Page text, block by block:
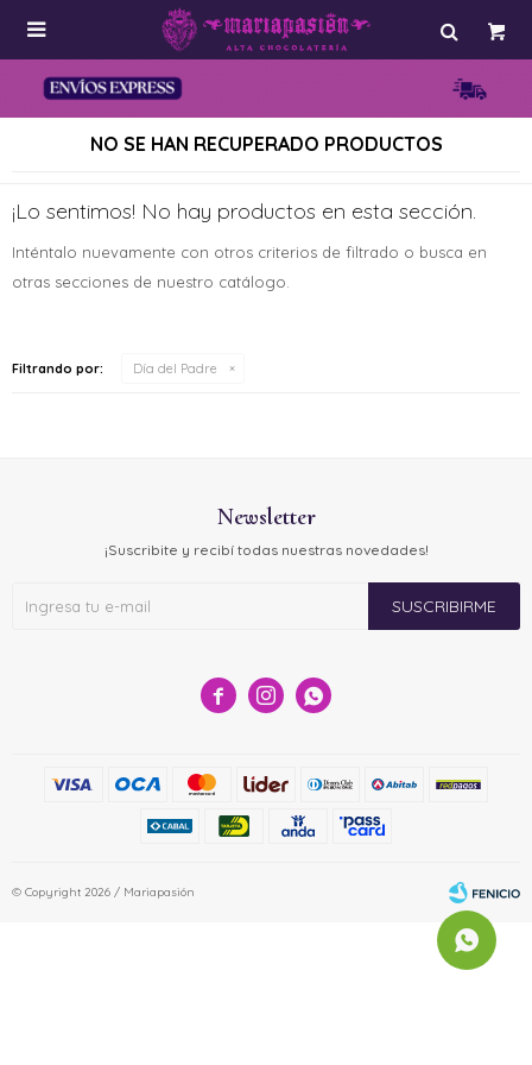

NO SE HAN RECUPERADO PRODUCTOS
¡Lo sentimos! No hay productos en esta sección.
Inténtalo nuevamente con otros criterios de filtrado o busca en
otras secciones de nuestro catálogo.
Filtrando por: Día del Padre
  
Newsletter
¡Suscribite y recibí todas nuestras novedades!
SUSCRIBIRME
© Copyright 2026 / Mariapasión